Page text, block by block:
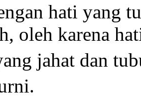
hati yang
oleh karena
jahat dan